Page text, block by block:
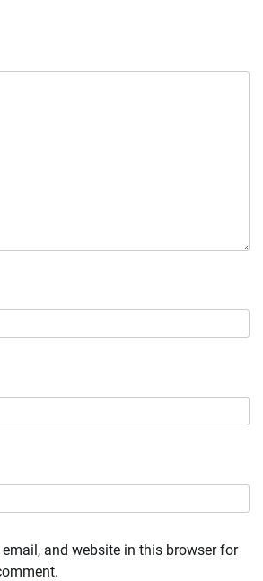
and website in this browser for